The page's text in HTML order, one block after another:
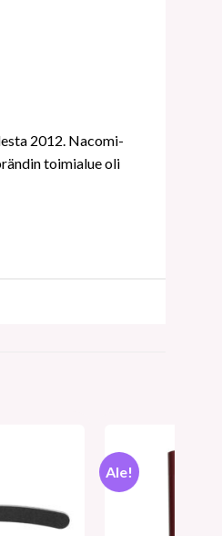
2012. Nacomi-
toimialue oli
Ale!